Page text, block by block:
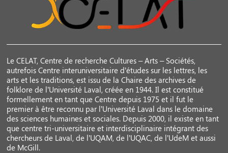
Le CELAT, Centre de recherche Cultures – Arts – Sociétés,
autrefois Centre interuniversitaire d’études sur les lettres, les
arts et les traditions, est issu de la Chaire des archives de
folklore de l’Université Laval, créée en 1944. Il est constitué
formellement en tant que Centre depuis 1975 et il fut le
premier à être reconnu par l’Université Laval dans le domaine
des sciences humaines et sociales. Depuis 2000, il existe en tant
que centre tri-universitaire et interdisciplinaire intégrant des
chercheurs de Laval, de l’UQAM, de l’UQAC, de l’UdeM et aussi
de McGill.